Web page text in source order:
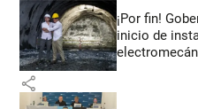
¡Por fin!
inicio de
share